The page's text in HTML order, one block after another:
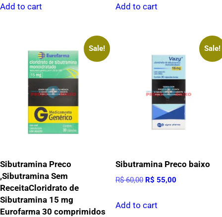
Add to cart Add to cart
Sale!
Sibutramina Preco
,Sibutramina Sem
ReceitaCloridrato de
Sibutramina 15 mg
Eurofarma 30 comprimidos
Sale!
Sibutramina Preco baixo
R$60,00 Original
was:
R$ 55,00Current
Add to cart